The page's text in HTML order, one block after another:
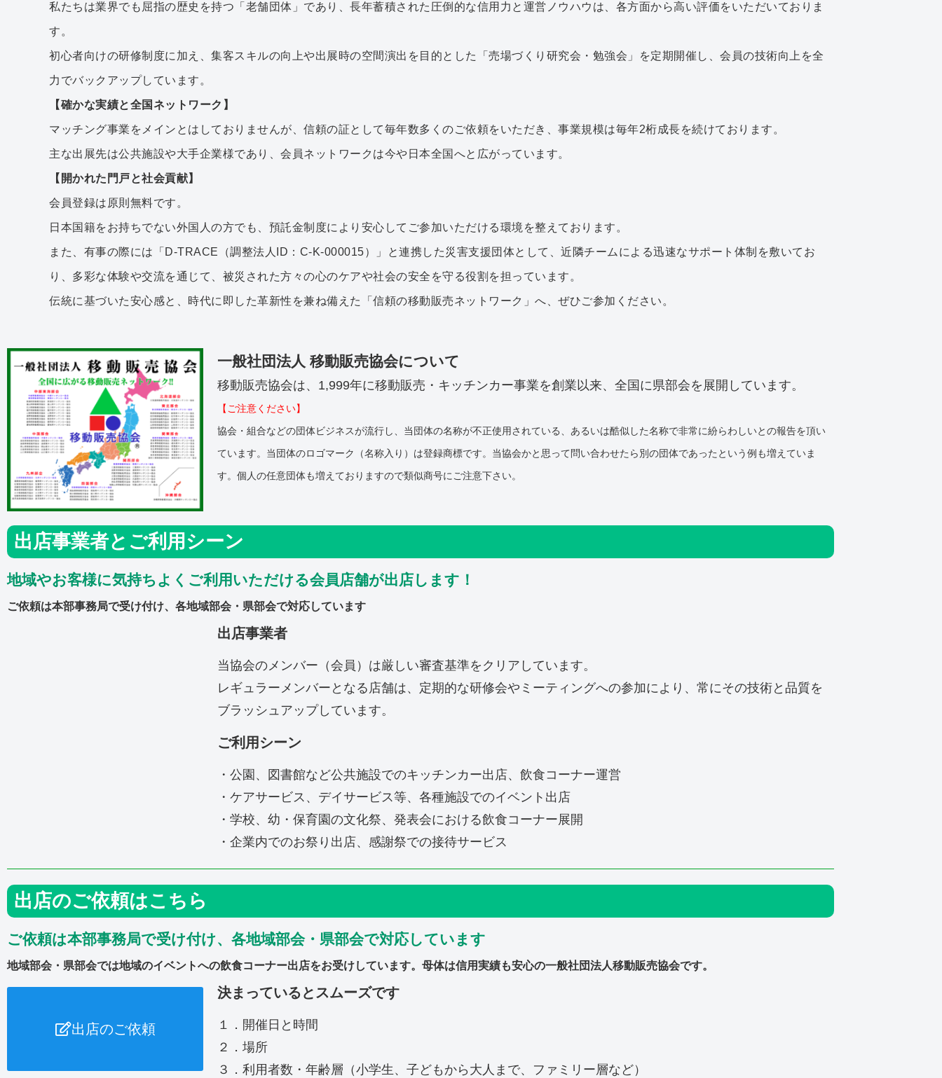
私たちは業界でも屈指の歴史を持つ「老舗団体」であり、長年蓄積された圧倒的な信用力と運営ノウハウは、各方面から高い評価をいただいておりま
す。
初心者向けの研修制度に加え、集客スキルの向上や出展時の空間演出を目的とした「売場づくり研究会・勉強会」を定期開催し、会員の技術向上を全
力でバックアップしています。
【確かな実績と全国ネットワーク】
マッチング事業をメインとはしておりませんが、信頼の証として毎年数多くのご依頼をいただき、事業規模は毎年2桁成長を続けております。
主な出展先は公共施設や大手企業様であり、会員ネットワークは今や日本全国へと広がっています。
【開かれた門戸と社会貢献】
会員登録は原則無料です。
日本国籍をお持ちでない外国人の方でも、預託金制度により安心してご参加いただける環境を整えております。
また、有事の際には「D-TRACE（調整法人ID：C-K-000015）」と連携した災害支援団体として、近隣チームによる迅速なサポート体制を敷いてお
り、多彩な体験や交流を通じて、被災された方々の心のケアや社会の安全を守る役割を担っています。
伝統に基づいた安心感と、時代に即した革新性を兼ね備えた「信頼の移動販売ネットワーク」へ、ぜひご参加ください。
一般社団法人 移動販売協会について
移動販売協会は、1,999年に移動販売・キッチンカー事業を創業以来、全国に県部会を展開しています。
【ご注意ください】
協会・組合などの団体ビジネスが流行し、当団体の名称が不正使用されている、あるいは酷似した名称で非常に紛らわしいとの報告を頂い
ています。当団体のロゴマーク（名称入り）は登録商標です。当協会かと思って問い合わせたら別の団体であったという例も増えていま
す。個人の任意団体も増えておりますので類似商号にご注意下さい。
出店事業者とご利用シーン
地域やお客様に気持ちよくご利用いただける会員店舗が出店します！
ご依頼は本部事務局で受け付け、各地域部会・県部会で対応しています
出店事業者
当協会のメンバー（会員）は厳しい審査基準をクリアしています。
レギュラーメンバーとなる店舗は、定期的な研修会やミーティングへの参加により、常にその技術と品質を
ブラッシュアップしています。
ご利用シーン
・公園、図書館など公共施設でのキッチンカー出店、飲食コーナー運営
・ケアサービス、デイサービス等、各種施設でのイベント出店
・学校、幼・保育園の文化祭、発表会における飲食コーナー展開
・企業内でのお祭り出店、感謝祭での接待サービス
出店のご依頼はこちら
ご依頼は本部事務局で受け付け、各地域部会・県部会で対応しています
地域部会・県部会では地域のイベントへの飲食コーナー出店をお受けしています。母体は信用実績も安心の一般社団法人移動販売協会です。
出店のご依頼
決まっているとスムーズです
１．開催日と時間
２．場所
３．利用者数・年齢層（小学生、子どもから大人まで、ファミリー層など）